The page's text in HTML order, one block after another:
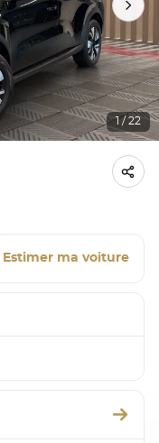
1 / 22
Estimer ma voiture